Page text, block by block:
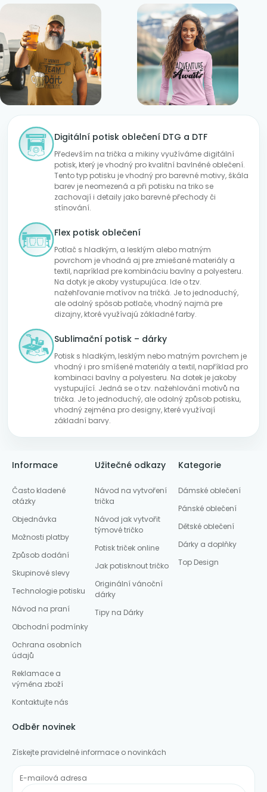
Digitální potisk oblečení DTG a DTF
Především na trička a mikiny využíváme digitální
potisk, který je vhodný pro kvalitní bavlněné oblečení.
Tento typ potisku je vhodný pro barevné motivy, škála
barev je neomezená a při potisku na triko se
zachovají i detaily jako barevné přechody či
stínování.
Flex potisk oblečení
Potlač s hladkým, a lesklým alebo matným
povrchom je vhodná aj pre zmiešané materiály a
textil, napríklad pre kombináciu bavlny a polyesteru.
Na dotyk je akoby vystupujúca. Ide o tzv.
nažehľovanie motívov na tričká. Je to jednoduchý,
ale odolný spôsob potlače, vhodný najmä pre
dizajny, ktoré využívajú základné farby.
Sublimační potisk – dárky
Potisk s hladkým, lesklým nebo matným povrchem je
vhodný i pro smíšené materiály a textil, například pro
kombinaci bavlny a polyesteru. Na dotek je jakoby
vystupující. Jedná se o tzv. nažehlování motivů na
trička. Je to jednoduchý, ale odolný způsob potisku,
vhodný zejména pro designy, které využívají
základní barvy.
Informace
Často kladené
otázky
Objednávka
Možnosti platby
Způsob dodání
Skupinové slevy
Technologie potisku
Návod na praní
Obchodní podmínky
Ochrana osobních
údajů
Reklamace a
výměna zboží
Kontaktujte nás
Užitečné odkazy
Návod na vytvoření
trička
Návod jak vytvořit
týmové tričko
Potisk triček online
Jak potisknout tričko
Originální vánoční
dárky
Tipy na Dárky
Kategorie
Dámské oblečení
Pánské oblečení
Dětské oblečení
Dárky a doplňky
Top Design
Odběr novinek
Získejte pravidelné informace o novinkách
E-mailová adresa